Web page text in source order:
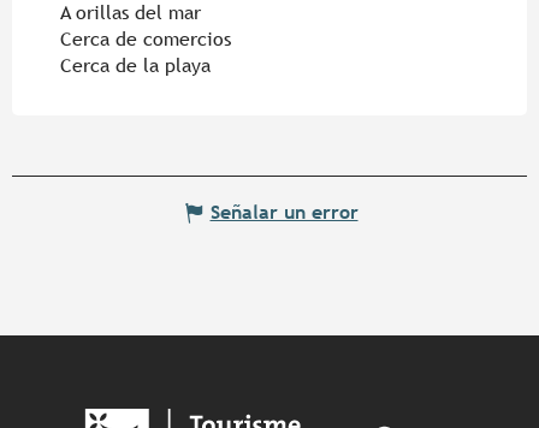
A orillas del mar
Cerca de comercios
Cerca de la playa
Señalar un error